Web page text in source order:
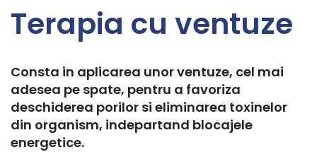
Terapia cu ventuze
Consta in aplicarea unor ventuze, cel mai
adesea pe spate, pentru a favoriza
deschiderea porilor si eliminarea toxinelor
din organism, indepartand blocajele
energetice.